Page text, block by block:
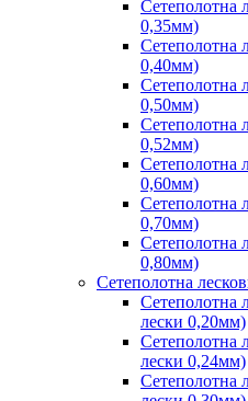
Сетеполотна
0,35мм)
Сетеполотна
0,40мм)
Сетеполотна
0,50мм)
Сетеполотна
0,52мм)
Сетеполотна
0,60мм)
Сетеполотна
0,70мм)
Сетеполотна
0,80мм)
Сетеполотна
Сетеполотна
лески 0,20мм)
Сетеполотна
лески 0,24мм)
Сетеполотна